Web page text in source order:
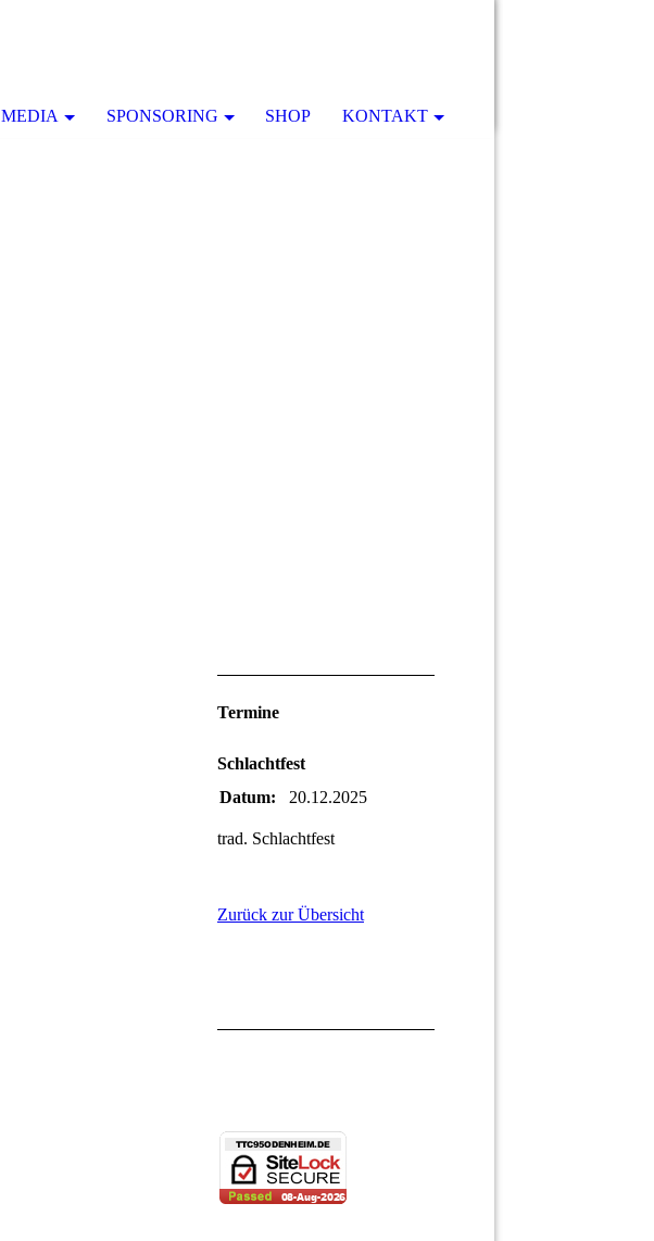
MEDIA SPONSORING SHOP KONTAKT
Termine
Schlachtfest
Datum:
20.12.2025
trad. Schlachtfest
Zurück zur Übersicht